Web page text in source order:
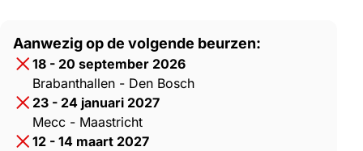
Aanwezig op de volgende beurzen:
18 - 20 september 2026
Brabanthallen - Den Bosch
23 - 24 januari 2027
Mecc - Maastricht
12 - 14 maart 2027